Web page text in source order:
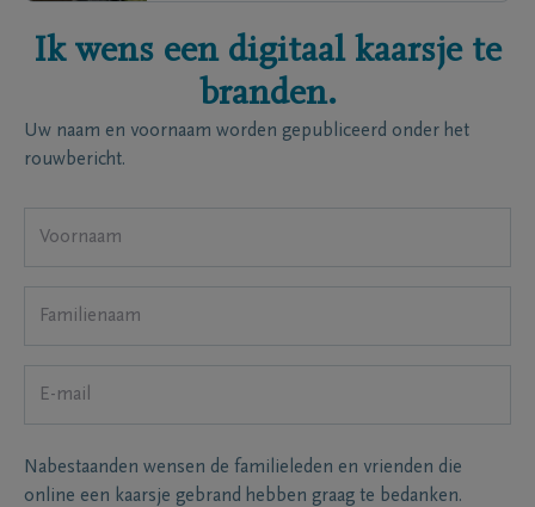
Ik wens een digitaal kaarsje te
branden.
Uw naam en voornaam worden gepubliceerd onder het
rouwbericht.
Nabestaanden wensen de familieleden en vrienden die
online een kaarsje gebrand hebben graag te bedanken.